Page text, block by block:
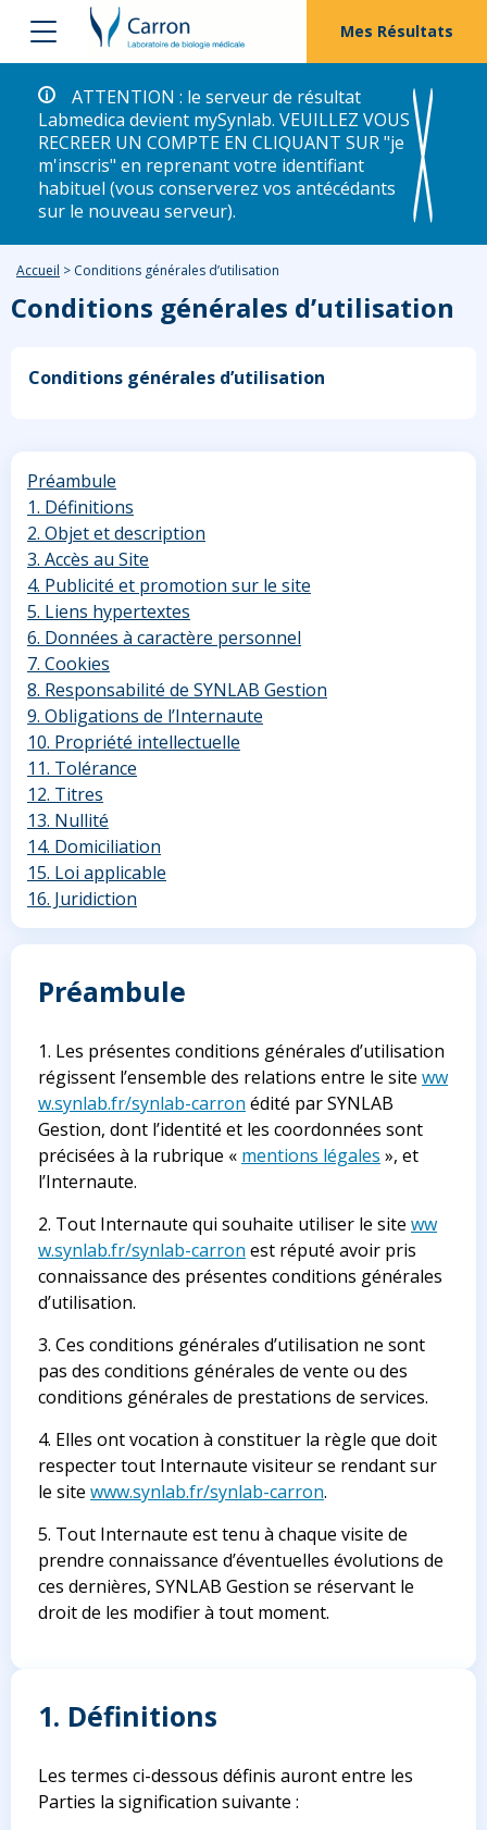
Mes Résultats
ATTENTION : le serveur de résultat
Labmedica devient mySynlab. VEUILLEZ VOUS
RECREER UN COMPTE EN CLIQUANT SUR "je
m'inscris" en reprenant votre identifiant
habituel (vous conserverez vos antécédants
sur le nouveau serveur).
Accueil > Conditions générales d’utilisation
Conditions générales d’utilisation
Conditions générales d’utilisation
Préambule
1. Définitions
2. Objet et description
3. Accès au Site
4. Publicité et promotion sur le site
5. Liens hypertextes
6. Données à caractère personnel
7. Cookies
8. Responsabilité de SYNLAB Gestion
9. Obligations de l’Internaute
10. Propriété intellectuelle
11. Tolérance
12. Titres
13. Nullité
14. Domiciliation
15. Loi applicable
16. Juridiction
Préambule
1. Les présentes conditions générales d’utilisation
régissent l’ensemble des relations entre le site ww
w.synlab.fr/synlab-carron édité par SYNLAB
Gestion, dont l’identité et les coordonnées sont
précisées à la rubrique « mentions légales », et
l’Internaute.
2. Tout Internaute qui souhaite utiliser le site ww
w.synlab.fr/synlab-carron est réputé avoir pris
connaissance des présentes conditions générales
d’utilisation.
3. Ces conditions générales d’utilisation ne sont
pas des conditions générales de vente ou des
conditions générales de prestations de services.
4. Elles ont vocation à constituer la règle que doit
respecter tout Internaute visiteur se rendant sur
le site www.synlab.fr/synlab-carron.
5. Tout Internaute est tenu à chaque visite de
prendre connaissance d’éventuelles évolutions de
ces dernières, SYNLAB Gestion se réservant le
droit de les modifier à tout moment.
1. Définitions
Les termes ci-dessous définis auront entre les
Parties la signification suivante :